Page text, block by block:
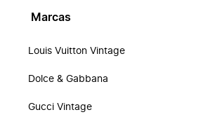
Marcas
Louis Vuitton Vintage
Dolce & Gabbana
Gucci Vintage